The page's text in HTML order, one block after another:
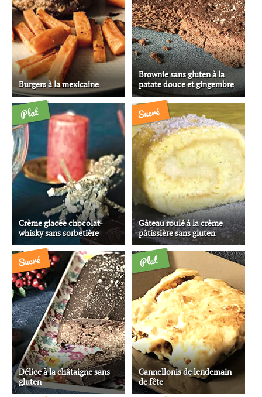
Burgers à la mexicaine
Brownie sans gluten à la
patate douce et gingembre
Plat
Crème glacée chocolat-
whisky sans sorbetière
Sucré
Gâteau roulé à la crème
pâtissière sans gluten
Sucré
Délice à la châtaigne sans
gluten
Plat
Cannellonis de lendemain
de fête